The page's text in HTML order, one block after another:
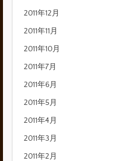
2011年12月
2011年11月
2011年10月
2011年7月
2011年6月
2011年5月
2011年4月
2011年3月
2011年2月